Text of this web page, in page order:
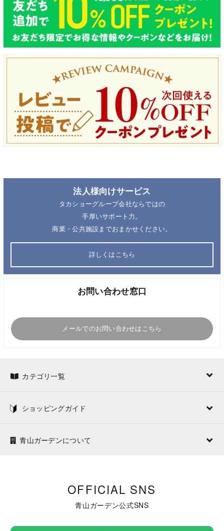
法人様向けサービス
タカショーグループ会社ならではの
手厚いサポート力。
商業・公共施設までおまかせください。
詳しくはこちら
お問い合わせ窓口
メールでのお問い合わせはこちら
カテゴリ一覧
ショッピングガイド
青山ガーデンについて
OFFICIAL SNS
青山ガーデン公式SNS